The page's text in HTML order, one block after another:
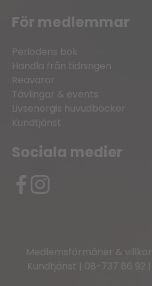
För medlemmar
Periodens bok
Handla från tidningen
Reavaror
Tävlingar & events
Livsenergis huvudböcker
Kundtjänst
Sociala medier
Medlemsförmåner & villkor
Kundtjänst | 08-737 86 92 |